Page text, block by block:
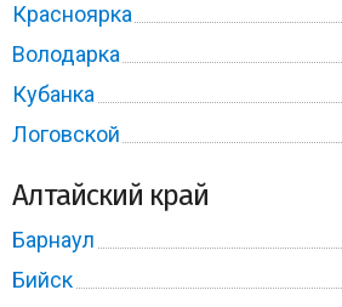
Красноярка
Володарка
Кубанка
Логовской
Алтайский край
Барнаул
Бийск